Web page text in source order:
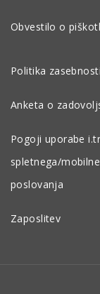
Obvestilo o
Politika zasebnosti
Anketa o
Pogoji uporabe
spletnega/
poslovanja
Zaposlitev